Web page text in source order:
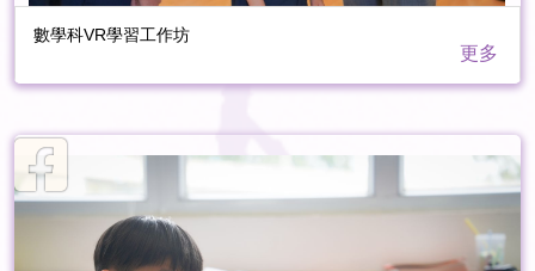
數學科VR學習工作坊
更多